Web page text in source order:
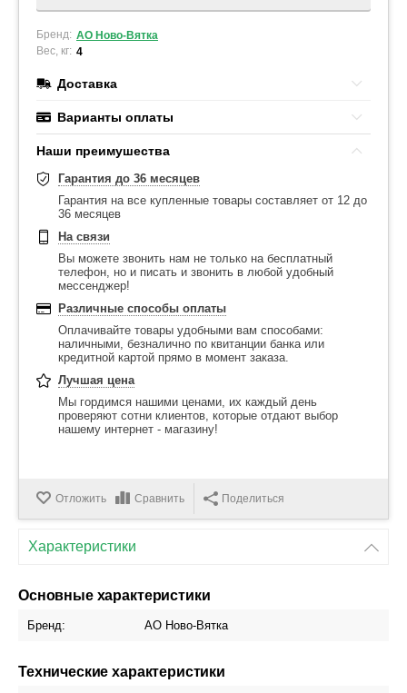
Бренд: АО Ново-Вятка
Вес, кг: 4
Доставка
Варианты оплаты
Наши преимушества
Гарантия до 36 месяцев
Гарантия на все купленные товары составляет от 12 до
36 месяцев
На связи
Вы можете звонить нам не только на бесплатный
телефон, но и писать и звонить в любой удобный
мессенджер!
Различные способы оплаты
Оплачивайте товары удобными вам способами:
наличными, безналично по квитанции банка или
кредитной картой прямо в момент заказа.
Лучшая цена
Мы гордимся нашими ценами, их каждый день
проверяют сотни клиентов, которые отдают выбор
нашему интернет - магазину!
Отложить Сравнить Поделиться
Характеристики
Основные характеристики
Бренд: АО Ново-Вятка
Технические характеристики